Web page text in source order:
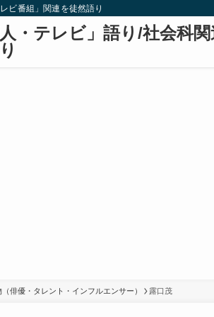
レビ番組」関連を徒然語り
人・テレビ」語り/社会科
（俳優・タレント・インフルエンサー） 露口茂